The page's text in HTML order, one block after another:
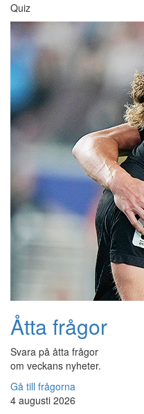
Quiz
Åtta frågor
Svara på åtta frågor
om veckans nyheter.
Gå till frågorna
4 augusti 2026